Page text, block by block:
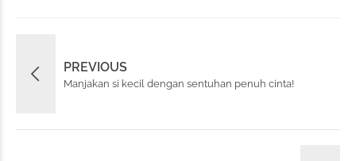
PREVIOUS
Manjakan si kecil dengan sentuhan penuh cinta!